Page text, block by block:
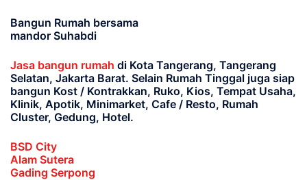
Bangun Rumah bersama
mandor Suhabdi
Jasa bangun rumah di Kota Tangerang, Tangerang
Selatan, Jakarta Barat. Selain Rumah Tinggal juga siap
bangun Kost / Kontrakkan, Ruko, Kios, Tempat Usaha,
Klinik, Apotik, Minimarket, Cafe / Resto, Rumah
Cluster, Gedung, Hotel.
BSD City
Alam Sutera
Gading Serpong